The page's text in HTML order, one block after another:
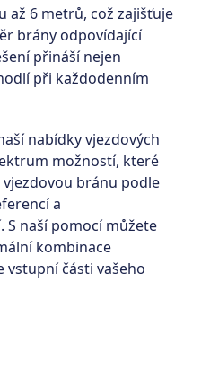
až 6 metrů, což zajišťuje
brány odpovídající
přináší nejen
při každodenním
nabídky vjezdových
možností, které
bránu podle
a
naší pomocí můžete
kombinace
vstupní části vašeho